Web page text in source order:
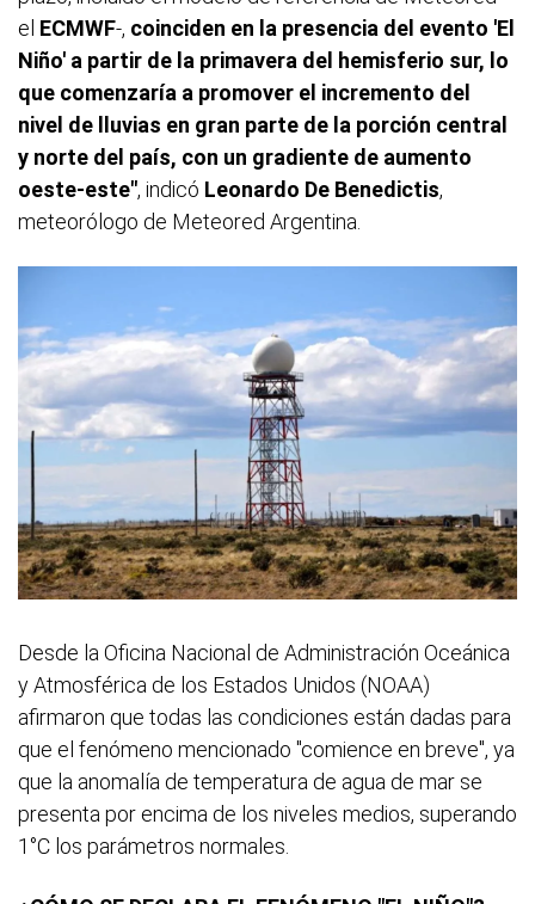
el ECMWF-, coinciden en la presencia del evento 'El
Niño' a partir de la primavera del hemisferio sur, lo
que comenzaría a promover el incremento del
nivel de lluvias en gran parte de la porción central
y norte del país, con un gradiente de aumento
oeste-este", indicó Leonardo De Benedictis,
meteorólogo de Meteored Argentina.
Desde la Oficina Nacional de Administración Oceánica
y Atmosférica de los Estados Unidos (NOAA)
afirmaron que todas las condiciones están dadas para
que el fenómeno mencionado "comience en breve", ya
que la anomalía de temperatura de agua de mar se
presenta por encima de los niveles medios, superando
1°C los parámetros normales.